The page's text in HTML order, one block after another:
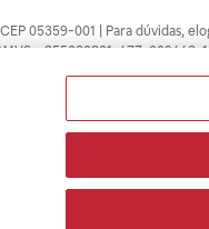
05359-001 | Para dúvidas,
- 355030801-477-
está apto a diagnosticar
feitas pela internet.
A privacidade e a